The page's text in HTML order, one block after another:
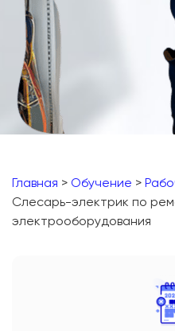
Главная > Обучение >
Слесарь-электрик по
электрооборудования